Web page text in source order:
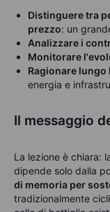
Distinguere tra
prezzo: un
Analizzare i
Monitorare
Ragionare
energia e
Il messaggio
La lezione è chiara:
dipende solo dalla
di memoria per
tradizionalmente